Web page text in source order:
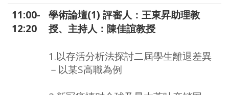
11:00-
12:20
學術論壇(1) 評審人：王東昇助理教
授、主持人：陳佳誼教授
1.以存活分析法探討二屆學生離退差異
－以某S高職為例